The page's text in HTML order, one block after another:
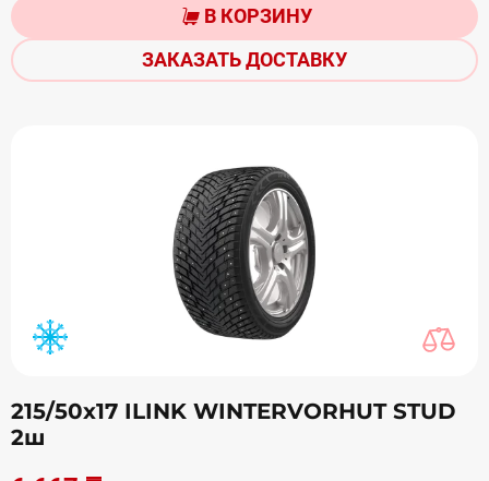
В КОРЗИНУ
ЗАКАЗАТЬ ДОСТАВКУ
215/50х17 ILINK WINTERVORHUT STUD
2ш